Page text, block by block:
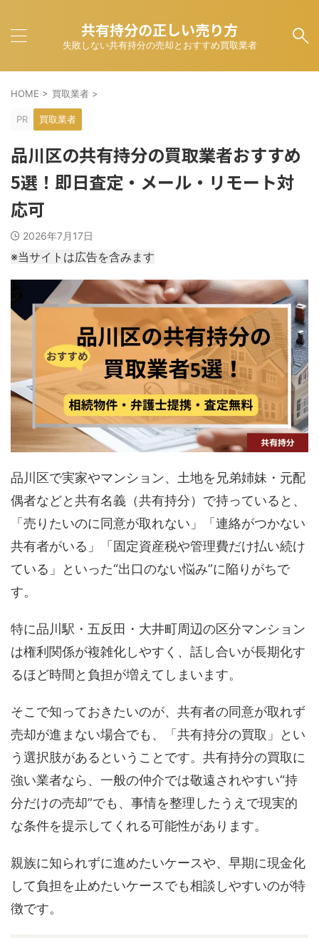
共有持分の正しい売り方
失敗しない共有持分の売却とおすすめ買取業者
HOME > 買取業者 >
PR 買取業者
品川区の共有持分の買取業者おすすめ
5選！即日査定・メール・リモート対
応可
2026年7月17日
※当サイトは広告を含みます
品川区で実家やマンション、土地を兄弟姉妹・元配
偶者などと共有名義（共有持分）で持っていると、
「売りたいのに同意が取れない」「連絡がつかない
共有者がいる」「固定資産税や管理費だけ払い続け
ている」といった“出口のない悩み”に陥りがちで
す。
特に品川駅・五反田・大井町周辺の区分マンション
は権利関係が複雑化しやすく、話し合いが長期化す
るほど時間と負担が増えてしまいます。
そこで知っておきたいのが、共有者の同意が取れず
売却が進まない場合でも、「共有持分の買取」とい
う選択肢があるということです。共有持分の買取に
強い業者なら、一般の仲介では敬遠されやすい“持
分だけの売却”でも、事情を整理したうえで現実的
な条件を提示してくれる可能性があります。
親族に知られずに進めたいケースや、早期に現金化
して負担を止めたいケースでも相談しやすいのが特
徴です。